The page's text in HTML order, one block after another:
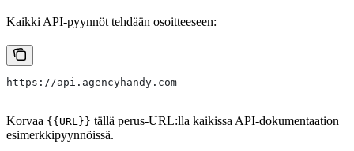
Kaikki API-pyynnöt tehdään osoitteeseen:
https://api.agencyhandy.com
Korvaa {{URL}} tällä perus-URL:lla kaikissa API-dokumentaation
esimerkkipyynnöissä.